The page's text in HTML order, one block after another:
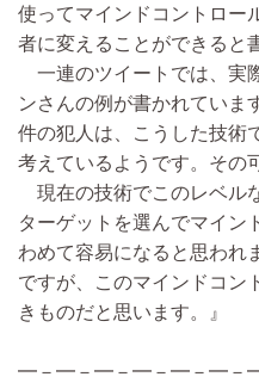
使ってマインドコントロー
者に変えることができると
一連のツイートでは、実
ンさんの例が書かれていま
件の犯人は、こうした技術
考えているようです。その
現在の技術でこのレベル
ターゲットを選んでマイン
わめて容易になると思われ
ですが、このマインドコン
きものだと思います。』
━－━－━－━－━－━－